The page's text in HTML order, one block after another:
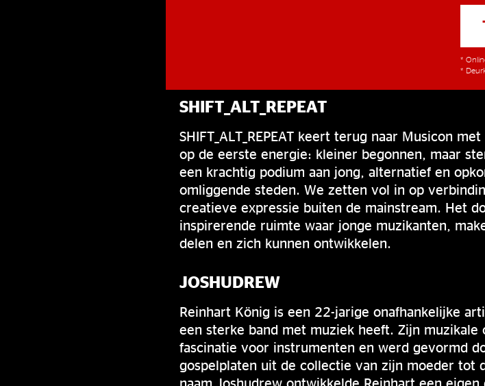
*
*
SHIFT_ALT_REPEAT
SHIFT_ALT_REPEAT keert terug naar Musicon
op de eerste energie: kleiner begonnen, maar
een krachtig podium aan jong, alternatief en
omliggende steden. We zetten vol in op
creatieve expressie buiten de mainstream. Het
inspirerende ruimte waar jonge muzikanten,
delen en zich kunnen ontwikkelen.
JOSHUDREW
Reinhart König is een 22-jarige onafhankelijke
een sterke band met muziek heeft. Zijn
fascinatie voor instrumenten en werd gevormd
gospelplaten uit de collectie van zijn moeder tot
naam Joshudrew ontwikkelde Reinhart een